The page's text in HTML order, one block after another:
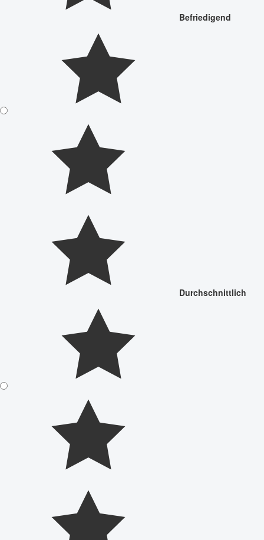
Befriedigend
Durchschnittlich